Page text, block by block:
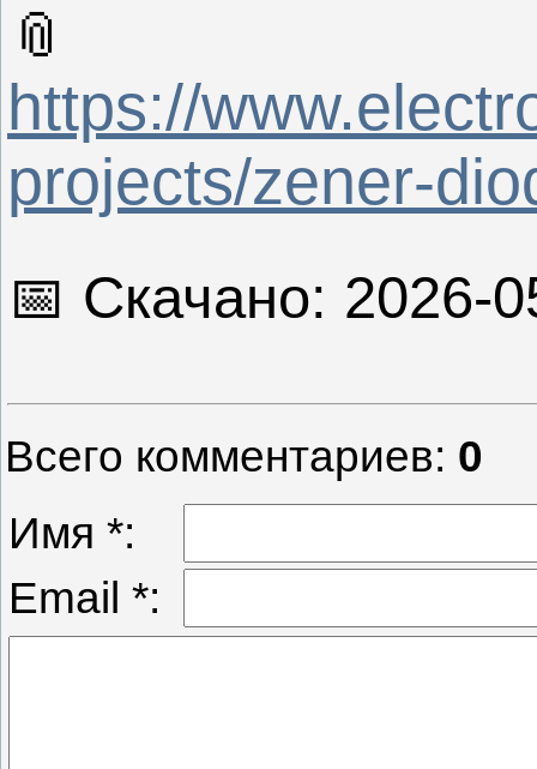
📎
https://
projects/zener-
📅 Скачано: 2026-
Всего комментариев: 0
Имя *:
Email *: